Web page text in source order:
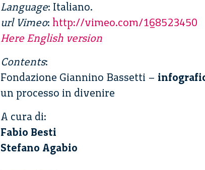
Language: Italiano.
url Vimeo: http://vimeo.com/168523450
Here English version
Contents:
Fondazione Giannino Bassetti –
un processo in divenire
A cura di:
Fabio Besti
Stefano Agabio